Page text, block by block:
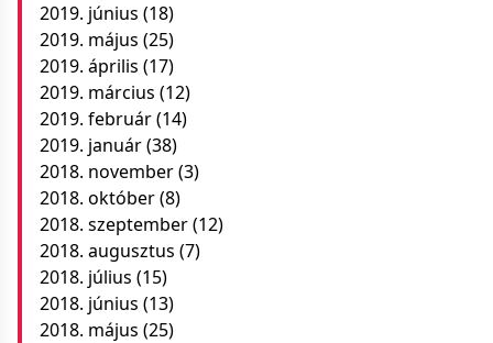
2019. június (18)
2019. május (25)
2019. április (17)
2019. március (12)
2019. február(14)
2019. január(38)
2018. november(3)
2018. október(8)
2018. szeptember(12)
2018. augusztus (7)
2018. július (15)
2018. június (13)
2018. május (25)